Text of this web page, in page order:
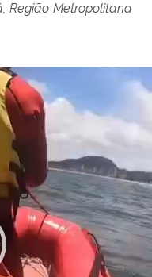
Região Metropolitana